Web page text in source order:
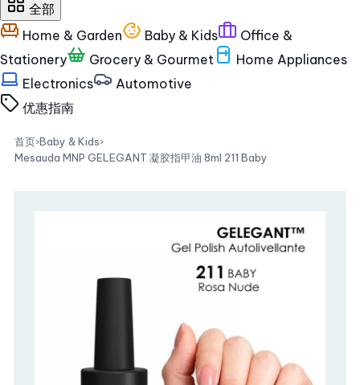
全部
Home & Garden
Baby & Kids
Office &
Stationery
Grocery & Gourmet
Home Appliances
Electronics
Automotive
优惠指南
首页›Baby & Kids›
Mesauda MNP GELEGANT 凝胶指甲油 8ml 211 Baby